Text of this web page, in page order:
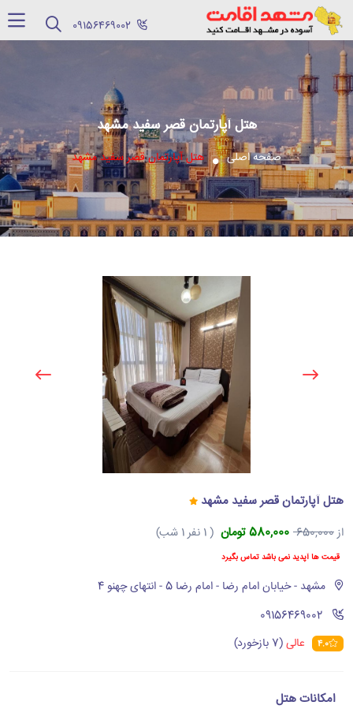
هتل آپارتمان قصر سفید مشهد
صفحه اصلی هتل آپارتمان قصر سفید مشهد
هتل آپارتمان قصر سفید مشهد
از650,000 580,000 تومان ( 1 نفر 1 شب)
قیمت ها آپدید نمی باشد تماس بگیرد
مشهد - خیابان امام رضا - امام رضا 5 - انتهای چهنو 4
‪09156469002‬
4.0 عالی(7 بازخورد)
امکانات هتل